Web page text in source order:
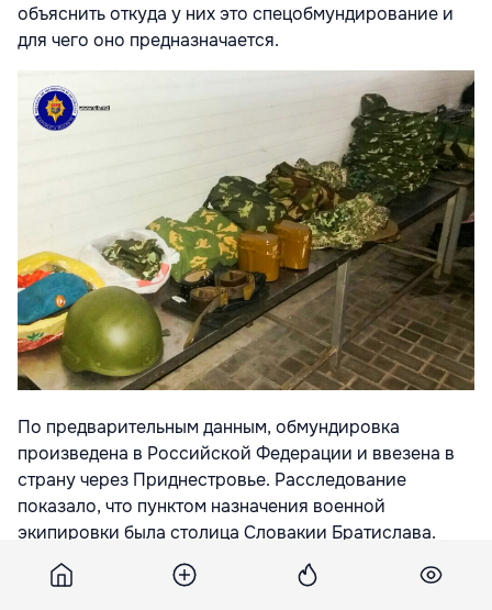
объяснить откуда у них это спецобмундирование и
для чего оно предназначается.
По предварительным данным, обмундировка
произведена в Российской Федерации и ввезена в
страну через Приднестровье. Расследование
показало, что пунктом назначения военной
экипировки была столица Словакии Братислава.